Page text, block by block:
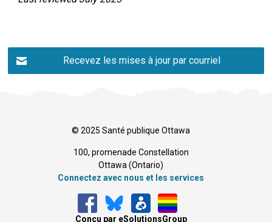
Recevez les mises à jour par courriel
© 2025 Santé publique Ottawa
100, promenade Constellation
Ottawa (Ontario)
Connectez avec nous et les services
Conçu par eSolutionsGroup